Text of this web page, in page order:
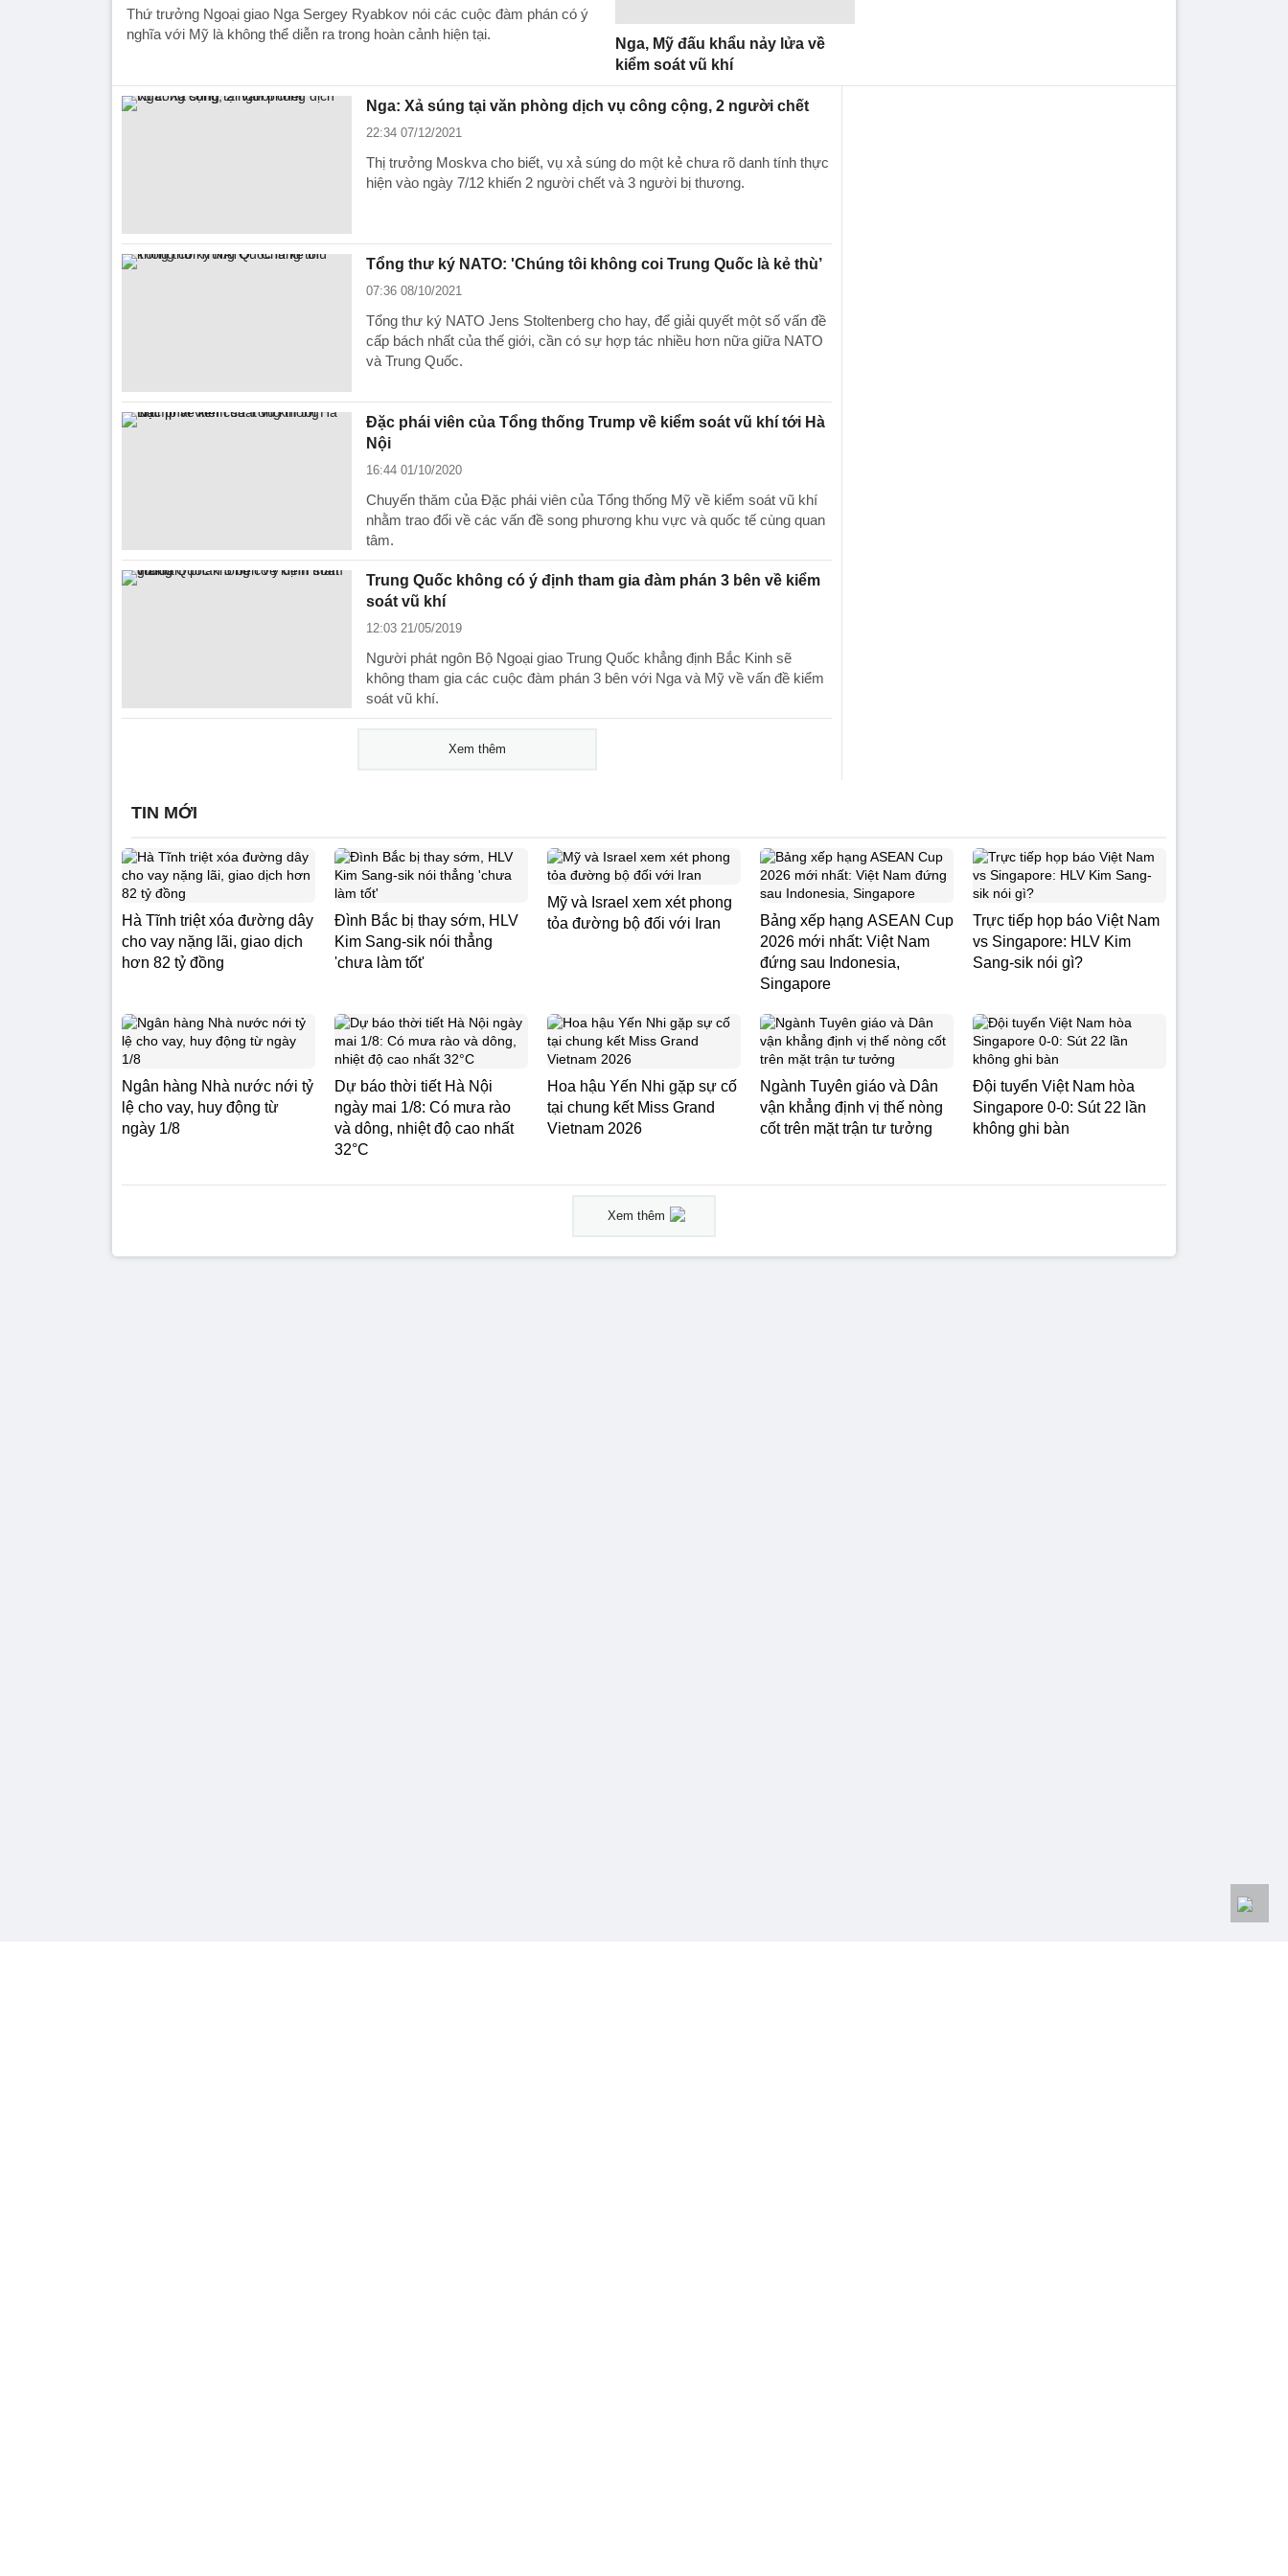
Thứ trưởng Ngoại giao Nga Sergey Ryabkov nói các cuộc đàm phán có ý
nghĩa với Mỹ là không thể diễn ra trong hoàn cảnh hiện tại.
Nga, Mỹ đấu khẩu nảy lửa về
kiểm soát vũ khí
Nga: Xả súng tại văn phòng dịch vụ công cộng, 2 người chết
22:34 07/12/2021
Thị trưởng Moskva cho biết, vụ xả súng do một kẻ chưa rõ danh tính thực
hiện vào ngày 7/12 khiến 2 người chết và 3 người bị thương.
Tổng thư ký NATO: 'Chúng tôi không coi Trung Quốc là kẻ thù’
07:36 08/10/2021
Tổng thư ký NATO Jens Stoltenberg cho hay, để giải quyết một số vấn đề
cấp bách nhất của thế giới, cần có sự hợp tác nhiều hơn nữa giữa NATO
và Trung Quốc.
Đặc phái viên của Tổng thống Trump về kiểm soát vũ khí tới Hà
Nội
16:44 01/10/2020
Chuyến thăm của Đặc phái viên của Tổng thống Mỹ về kiểm soát vũ khí
nhằm trao đổi về các vấn đề song phương khu vực và quốc tế cùng quan
tâm.
Trung Quốc không có ý định tham gia đàm phán 3 bên về kiểm
soát vũ khí
12:03 21/05/2019
Người phát ngôn Bộ Ngoại giao Trung Quốc khẳng định Bắc Kinh sẽ
không tham gia các cuộc đàm phán 3 bên với Nga và Mỹ về vấn đề kiểm
soát vũ khí.
Xem thêm
TIN MỚI
Hà Tĩnh triệt xóa đường dây
cho vay nặng lãi, giao dịch
hơn 82 tỷ đồng
Đình Bắc bị thay sớm, HLV
Kim Sang-sik nói thẳng
'chưa làm tốt'
Mỹ và Israel xem xét phong
tỏa đường bộ đối với Iran
Bảng xếp hạng ASEAN Cup
2026 mới nhất: Việt Nam
đứng sau Indonesia,
Singapore
Trực tiếp họp báo Việt Nam
vs Singapore: HLV Kim
Sang-sik nói gì?
Ngân hàng Nhà nước nới tỷ
lệ cho vay, huy động từ
ngày 1/8
Dự báo thời tiết Hà Nội
ngày mai 1/8: Có mưa rào
và dông, nhiệt độ cao nhất
32°C
Hoa hậu Yến Nhi gặp sự cố
tại chung kết Miss Grand
Vietnam 2026
Ngành Tuyên giáo và Dân
vận khẳng định vị thế nòng
cốt trên mặt trận tư tưởng
Đội tuyển Việt Nam hòa
Singapore 0-0: Sút 22 lần
không ghi bàn
Xem thêm